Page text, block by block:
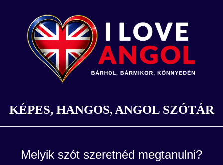
KÉPES, HANGOS, ANGOL SZÓTÁR
Melyik szót szeretnéd megtanulni?